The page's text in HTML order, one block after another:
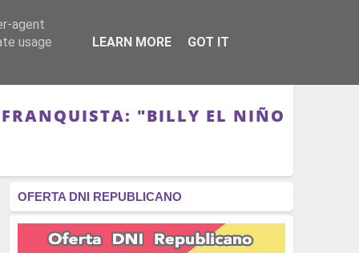
RÉGIMEN - MONARQUÍA
"BILLY EL NIÑO
OFERTA DNI REPUBLICANO
agent
usage
LEARN MORE GOT IT